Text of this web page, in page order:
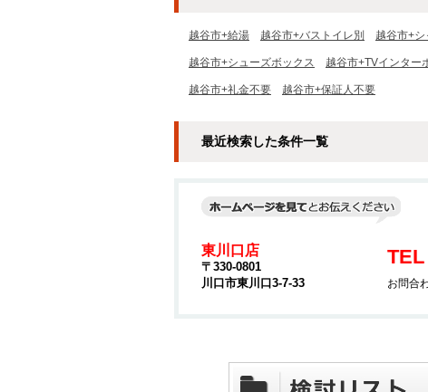
越谷市+給湯 越谷市+バストイレ別 越谷市+シ
越谷市+シューズボックス 越谷市+TVインター
越谷市+礼金不要 越谷市+保証人不要
最近検索した条件一覧
東川口店
〒330-0801
川口市東川口3-7-33
TEL
お問合